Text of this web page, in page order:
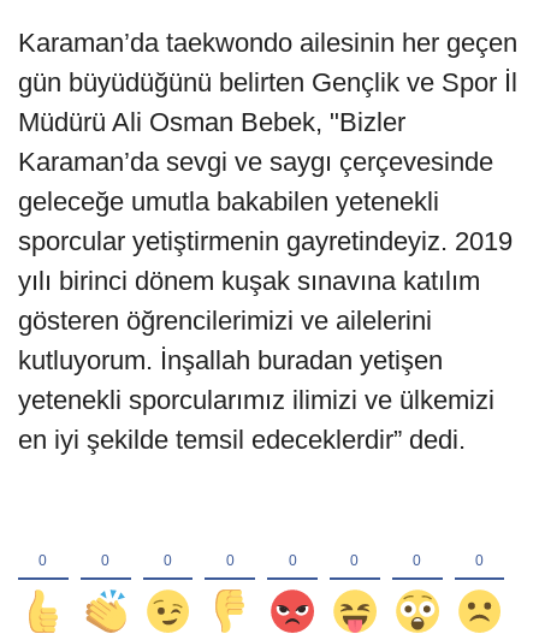
Karaman’da taekwondo ailesinin her geçen
gün büyüdüğünü belirten Gençlik ve Spor İl
Müdürü Ali Osman Bebek, "Bizler
Karaman’da sevgi ve saygı çerçevesinde
geleceğe umutla bakabilen yetenekli
sporcular yetiştirmenin gayretindeyiz. 2019
yılı birinci dönem kuşak sınavına katılım
gösteren öğrencilerimizi ve ailelerini
kutluyorum. İnşallah buradan yetişen
yetenekli sporcularımız ilimizi ve ülkemizi
en iyi şekilde temsil edeceklerdir” dedi.